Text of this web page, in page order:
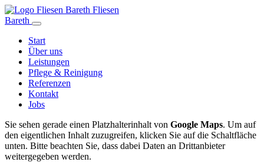
Fliesen
Bareth
Start
Über uns
Leistungen
Pflege & Reinigung
Referenzen
Kontakt
Jobs
Sie sehen gerade einen Platzhalterinhalt von Google Maps. Um auf
den eigentlichen Inhalt zuzugreifen, klicken Sie auf die Schaltfläche
unten. Bitte beachten Sie, dass dabei Daten an Drittanbieter
weitergegeben werden.